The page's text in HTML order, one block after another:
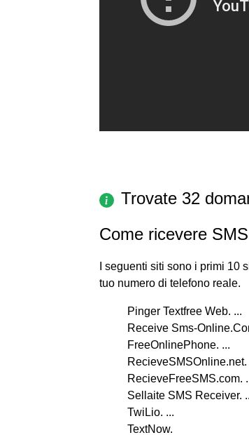
Trovate 32
Come ricevere
I seguenti siti sono i primi 10
tuo numero di telefono reale.
Pinger Textfree Web. ...
Receive Sms-
FreeOnlinePhone. ...
RecieveSMSOnline.net.
RecieveFreeSMS.com.
Sellaite SMS Receiver.
TwiLio. ...
TextNow.